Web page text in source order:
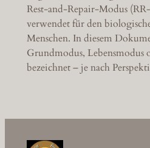
Rest-and-Repair-Modus
verwendet für den
Menschen. In diesem
Grundmodus, Lebensmodus
bezeichnet – je nach